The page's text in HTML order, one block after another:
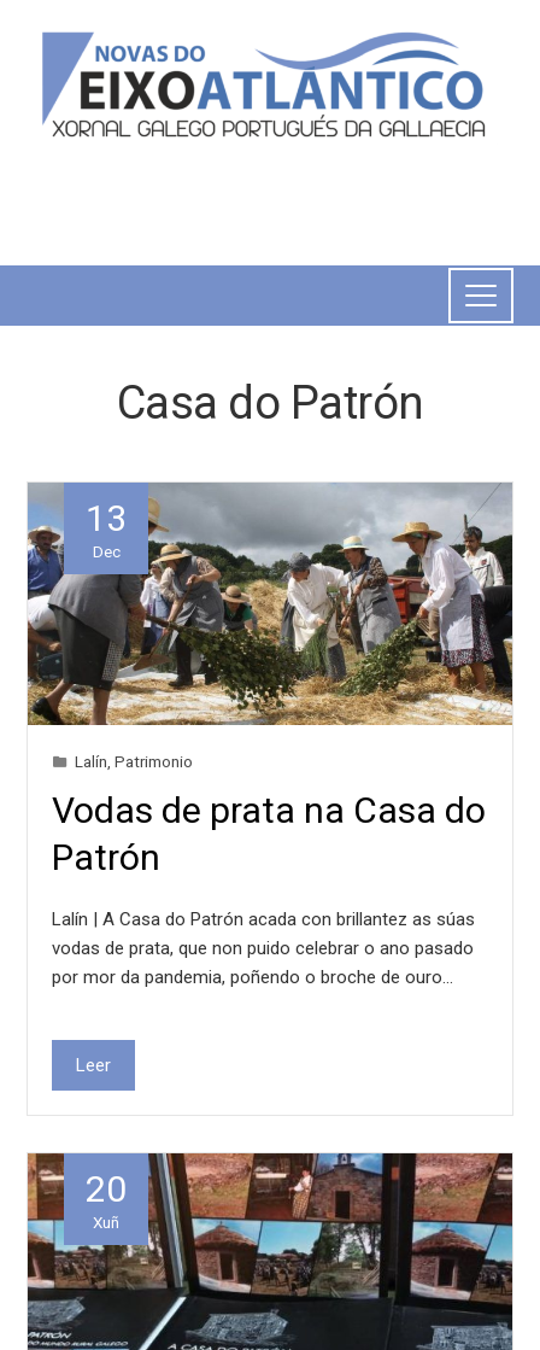
Casa do Patrón
13
Dec
Lalín ,Patrimonio
Vodas de prata na Casa do
Patrón
Lalín | A Casa do Patrón acada con brillantez as súas
vodas de prata, que non puido celebrar o ano pasado
por mor da pandemia, poñendo o broche de ouro…
Leer
20
Xuñ